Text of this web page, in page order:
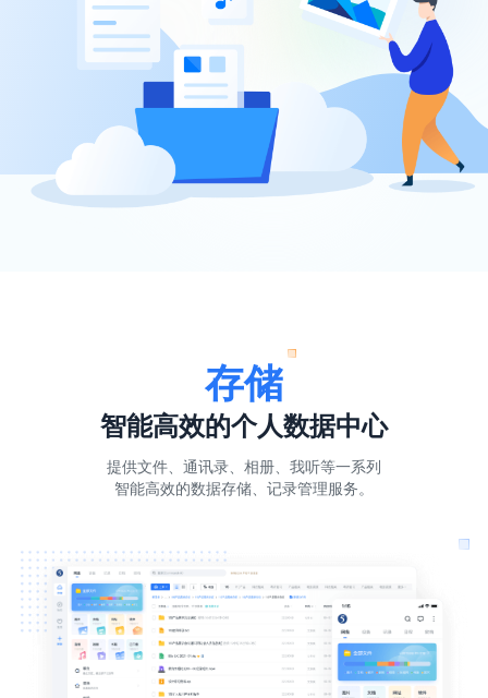
存储
智能高效的个人数据中心
提供文件、通讯录、相册、我听等一系列
智能高效的数据存储、记录管理服务。